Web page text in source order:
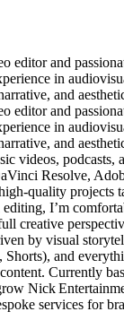
editor and
in
and
editor and
in
and
videos, podcasts,
Resolve,
projects
I’m
creative
by visual
and
Currently
Nick
services for